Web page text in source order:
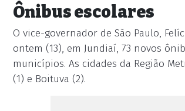
Ônibus escolares
O vice-governador de São Paulo,
ontem (13), em Jundiaí, 73 novos
municípios. As cidades da Região
(1) e Boituva (2).